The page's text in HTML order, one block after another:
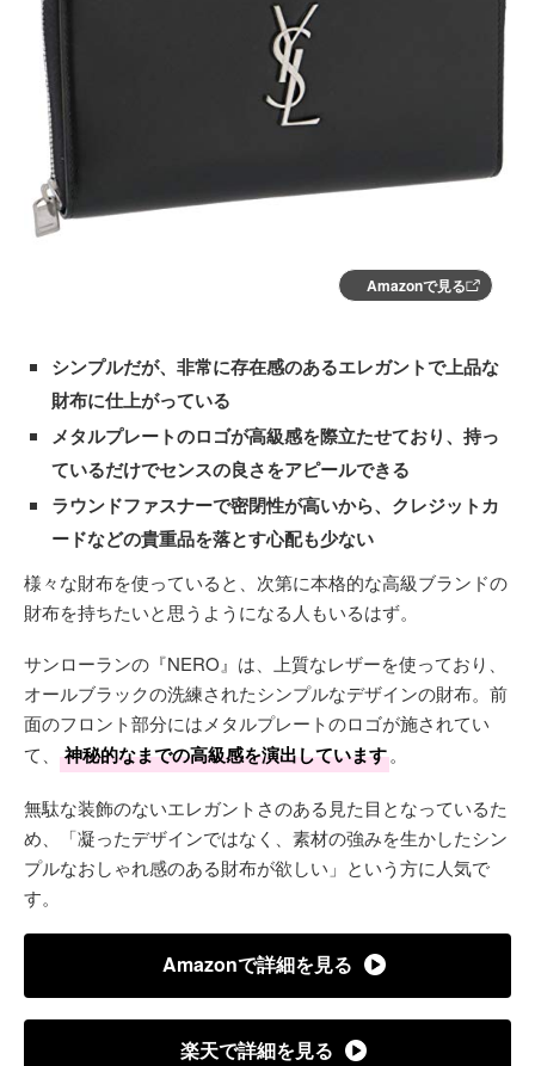
Amazonで見る
シンプルだが、非常に存在感のあるエレガントで上品な
財布に仕上がっている
メタルプレートのロゴが高級感を際立たせており、持っ
ているだけでセンスの良さをアピールできる
ラウンドファスナーで密閉性が高いから、クレジットカ
ードなどの貴重品を落とす心配も少ない
様々な財布を使っていると、次第に本格的な高級ブランドの
財布を持ちたいと思うようになる人もいるはず。
サンローランの『NERO』は、上質なレザーを使っており、
オールブラックの洗練されたシンプルなデザインの財布。前
面のフロント部分にはメタルプレートのロゴが施されてい
て、
神秘的なまでの高級感を演出しています。
無駄な装飾のないエレガントさのある見た目となっているた
め、「凝ったデザインではなく、素材の強みを生かしたシン
プルなおしゃれ感のある財布が欲しい」という方に人気で
す。
Amazonで詳細を見る
楽天で詳細を見る